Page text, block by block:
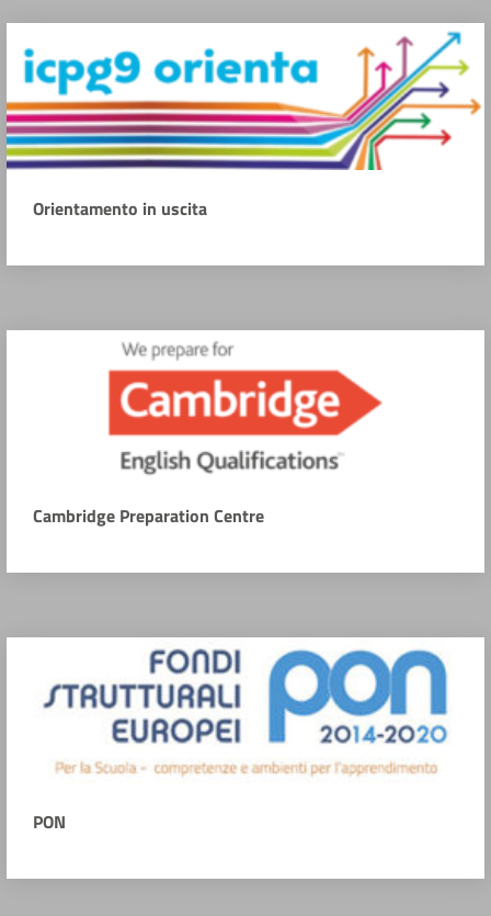
Orientamento in uscita
Cambridge Preparation Centre
PON